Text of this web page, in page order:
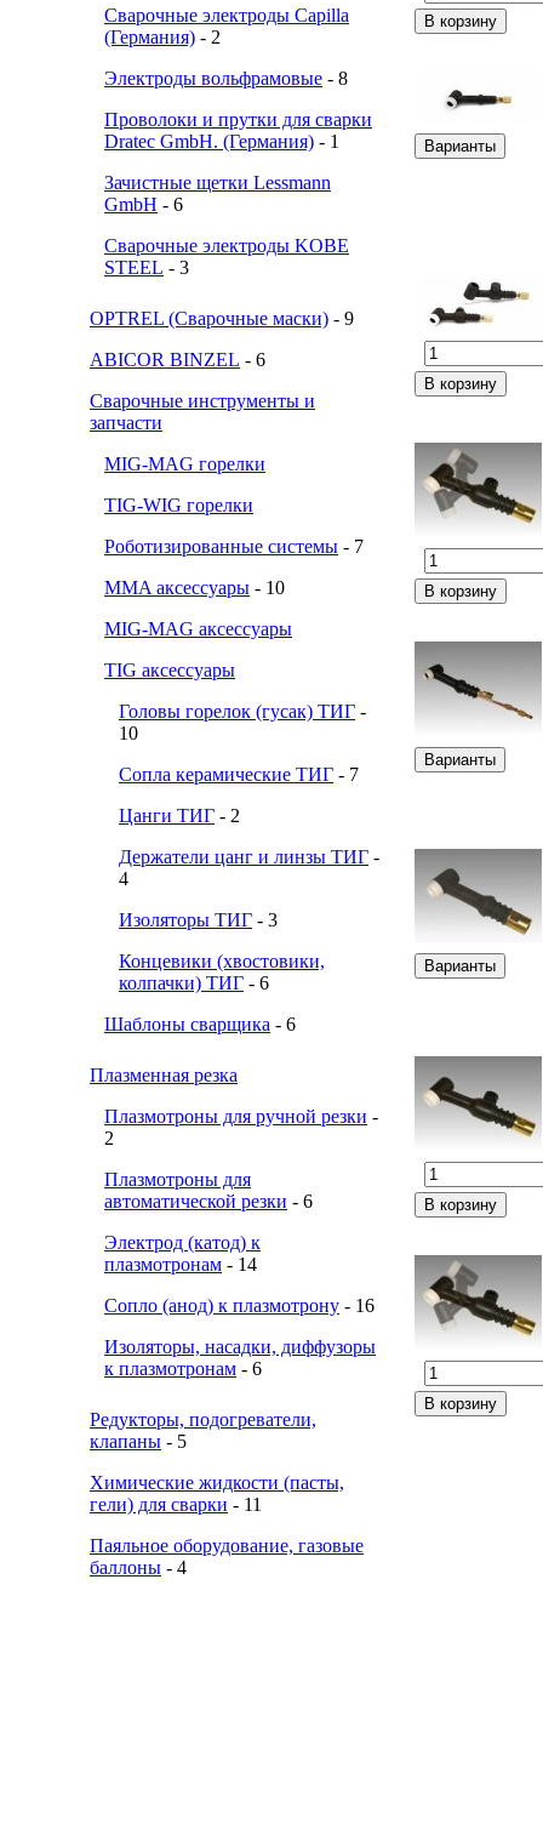
Сварочные электроды Capilla
(Германия) - 2
Электроды вольфрамовые - 8
Проволоки и прутки для сварки
Dratec GmbH. (Германия) - 1
Зачистные щетки Lessmann
GmbH - 6
Сварочные электроды KOBE
STEEL - 3
OPTREL (Сварочные маски) - 9
ABICOR BINZEL - 6
Сварочные инструменты и
запчасти
MIG-MAG горелки
TIG-WIG горелки
Роботизированные системы - 7
MMA аксессуары - 10
MIG-MAG аксессуары
TIG аксессуары
Головы горелок (гусак) ТИГ -
10
Сопла керамические ТИГ - 7
Цанги ТИГ - 2
Держатели цанг и линзы ТИГ -
4
Изоляторы ТИГ - 3
Концевики (хвостовики,
колпачки) ТИГ - 6
Шаблоны сварщика - 6
Плазменная резка
Плазмотроны для ручной резки -
2
Плазмотроны для
автоматической резки - 6
Электрод (катод) к
плазмотронам - 14
Сопло (анод) к плазмотрону - 16
Изоляторы, насадки, диффузоры
к плазмотронам - 6
Редукторы, подогреватели,
клапаны - 5
Химические жидкости (пасты,
гели) для сварки - 11
Паяльное оборудование, газовые
баллоны - 4